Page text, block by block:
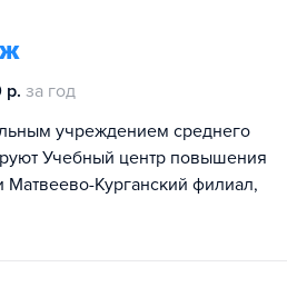
р. за год
учреждением среднего
Учебный центр повышения
Матвеево-Курганский филиал,